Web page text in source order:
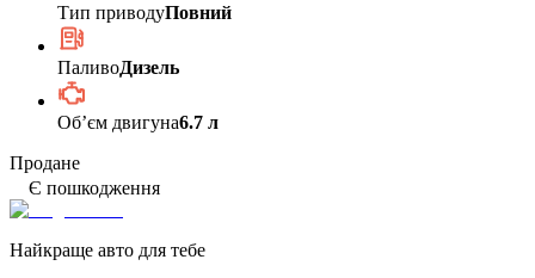
Тип приводуПовний
ПаливоДизель
Обʼєм двигуна6.7 л
Продане
Є пошкодження
Найкраще авто для тебе